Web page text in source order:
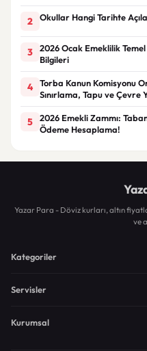
2 Okullar Hangi Tarihte
3
2026 Ocak Emeklilik
Bilgileri
4
Torba Kanun Komisyonu
Sınırlama, Tapu ve Çevre
5
2026 Emekli Zammı:
Ödeme Hesaplama!
Yazar Para - Döviz kurları, altın
ve
Kategoriler
Servisler
Kurumsal